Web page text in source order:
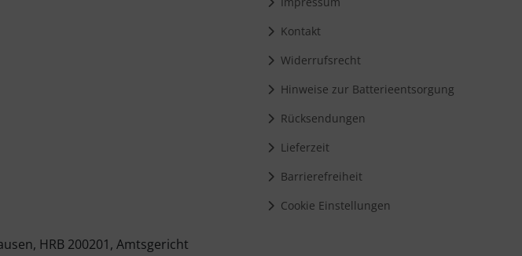
HRB 200201, Amtsgericht
Kontakt
Widerrufsrecht
Hinweise zur Batterieentsorgung
Rücksendungen
Lieferzeit
Barrierefreiheit
Cookie Einstellungen